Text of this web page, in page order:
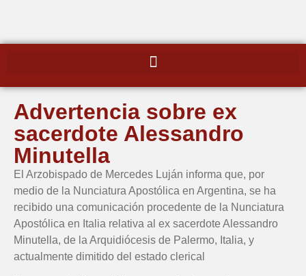
Advertencia sobre ex
sacerdote Alessandro
Minutella
El Arzobispado de Mercedes Luján informa que, por
medio de la Nunciatura Apostólica en Argentina, se ha
recibido una comunicación procedente de la Nunciatura
Apostólica en Italia relativa al ex sacerdote Alessandro
Minutella, de la Arquidiócesis de Palermo, Italia, y
actualmente dimitido del estado clerical